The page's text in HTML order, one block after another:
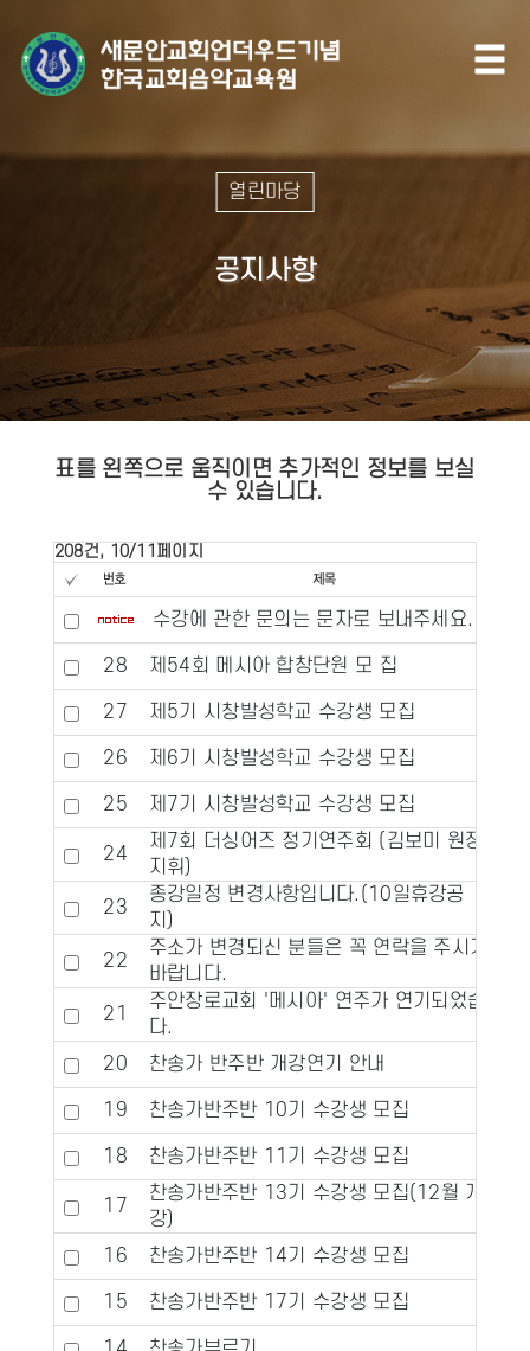
열린마당
공지사항
표를 왼쪽으로 움직이면 추가적인 정보를 보실
수 있습니다.
208건, 10/11페이지
수강에 관한 문의는 문자로 보내주세요.
28 제54회 메시아 합창단원 모 집
27 제5기 시창발성학교 수강생 모집
26 제6기 시창발성학교 수강생 모집
25 제7기 시창발성학교 수강생 모집
24
제7회 더싱어즈 정기연주회 (김보미 원장
지휘)
23
종강일정 변경사항입니다.(10일휴강공
지)
22
주소가 변경되신 분들은 꼭 연락을 주시기
바랍니다.
21
주안장로교회 '메시아' 연주가 연기되었습니
다.
20
찬송가 반주반 개강연기 안내
19 찬송가반주반 10기 수강생 모집
18 찬송가반주반 11기 수강생 모집
17
찬송가반주반 13기 수강생 모집(12월 개
강)
16
찬송가반주반 14기 수강생 모집
15 찬송가반주반 17기 수강생 모집